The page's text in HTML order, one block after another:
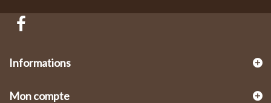
Informations
Mon compte